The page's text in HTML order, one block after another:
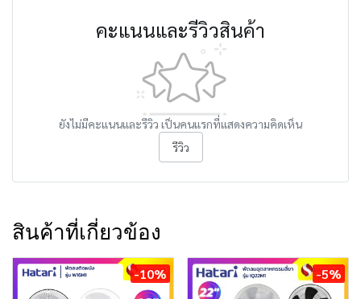
คะแนนและรีวิวสินค้า
ยังไม่มีคะแนนและรีวิว เป็นคนแรกที่แสดงความคิดเห็น
รีวิว
สินค้าที่เกี่ยวข้อง
-10% -5%